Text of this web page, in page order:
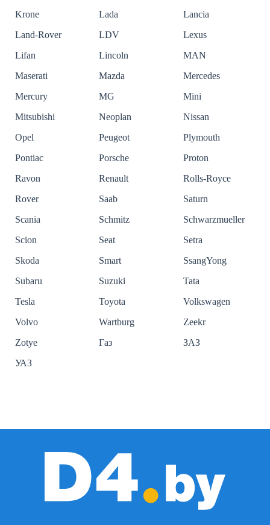
Krone
Lada
Lancia
Land-Rover
LDV
Lexus
Lifan
Lincoln
MAN
Maserati
Mazda
Mercedes
Mercury
MG
Mini
Mitsubishi
Neoplan
Nissan
Opel
Peugeot
Plymouth
Pontiac
Porsche
Proton
Ravon
Renault
Rolls-Royce
Rover
Saab
Saturn
Scania
Schmitz
Schwarzmueller
Scion
Seat
Setra
Skoda
Smart
SsangYong
Subaru
Suzuki
Tata
Tesla
Toyota
Volkswagen
Volvo
Wartburg
Zeekr
Zotye
Газ
ЗАЗ
УАЗ